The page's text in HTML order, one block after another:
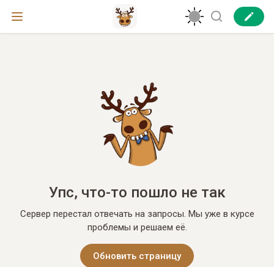
Упс, что-то пошло не так
Сервер перестал отвечать на запросы. Мы уже в курсе
проблемы и решаем её.
Обновить страницу